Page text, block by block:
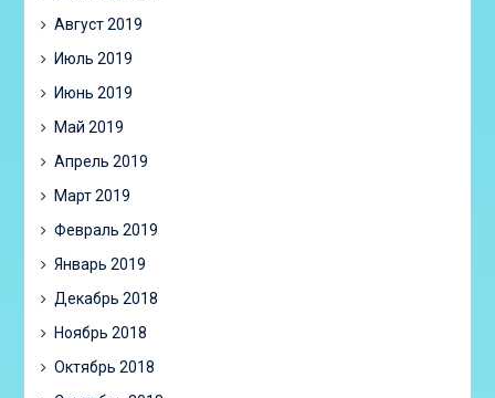
Август 2019
Июль 2019
Июнь 2019
Май 2019
Апрель 2019
Март 2019
Февраль 2019
Январь 2019
Декабрь 2018
Ноябрь 2018
Октябрь 2018